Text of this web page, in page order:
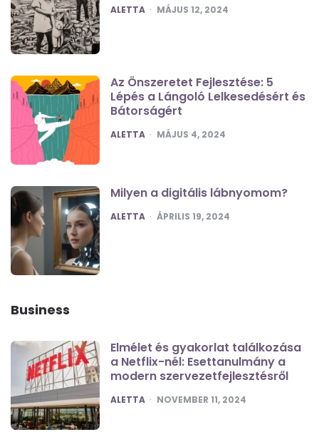
POSTED
ALETTA MÁJUS 12, 2024
Az Önszeretet Fejlesztése: 5
Lépés a Lángoló Lelkesedésért és
Bátorságért
POSTED
ALETTA MÁJUS 4, 2024
Milyen a digitális lábnyomom?
POSTED
ALETTA ÁPRILIS 19, 2024
Business
Elmélet és gyakorlat találkozása
a Netflix-nél: Esettanulmány a
modern szervezetfejlesztésről
POSTED
ALETTA NOVEMBER 11, 2024